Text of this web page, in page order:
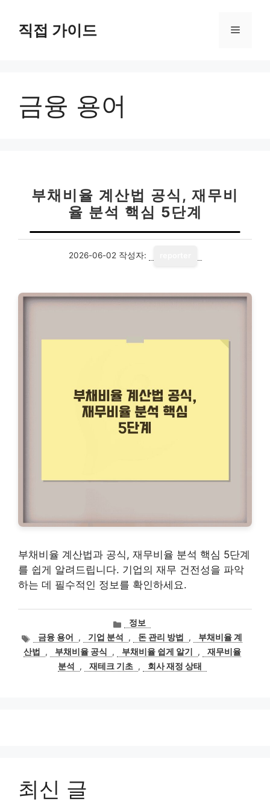
직접 가이드 메
금융 용어
부채비율 계산법 공식, 재무비
율 분석 핵심 5단계
2026-06-02 작성자:
부채비율 계산법과 공식, 재무비율 분석 핵심 5단계
를 쉽게 알려드립니다. 기업의 재무 건전성을 파악
하는 데 필수적인 정보를 확인하세요.
카
고
리
정보
태
그
금융 용어 , 기업 분석 , 돈 관리 방법 ,
부채비율 계
산법
, 부채비율 공식 , 부채비율 쉽게 알기 ,
재무비율
분석
, 재테크 기초 , 회사 재정 상태
최신 글